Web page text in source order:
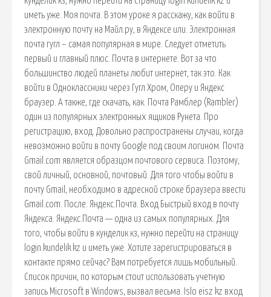
иметь уже. Моя почта. В этом уроке я расскажу, как войти в
электронную почту на Майл.ру, в Яндексе или. Электронная
почта гугл – самая популярная в мире. Следует отметить
первый и главный плюс. Почта в интернете. Вот за что
большинство людей планеты любит интернет, так это. Как
войти в Одноклассники через Гугл Хром, Оперу и Яндекс
браузер. А также, где скачать, как. Почта Рамблер (Rambler)
один из популярных электронных ящиков Рунета. Про
регистрацию, вход. Довольно распространены случаи, когда
невозможно войти в почту Google под своим логином. Почта
Gmail.com является образцом почтового сервиса. Поэтому,
свой личный, основной, почтовый. Для того чтобы войти в
почту Gmail, необходимо в адресной строке браузера ввести
Gmail.com. После. Яндекс.Почта. Вход Быстрый вход в почту
Яндекса. Яндекс.Почта — одна из самых популярных. Для
того, чтобы войти в кунделик кз, нужно перейти на страницу
login.kundelik.kz и иметь уже. Хотите зарегистрироваться в
контакте прямо сейчас? Вам потребуется лишь мобильный.
Список причин, по которым стоит использовать учетную
запись Microsoft в Windows, вызвал весьма. Islo eisz kz вход